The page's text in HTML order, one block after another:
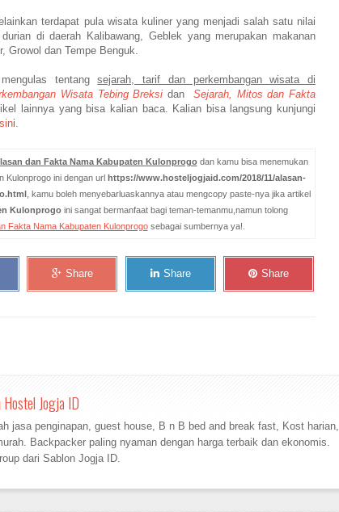
terdapat pula wisata kuliner yang menjadi salah satu nilai
di daerah Kalibawang, Geblek yang merupakan makanan
Growol dan Tempe Benguk.
tentangsejarah, tarif dan perkembangan wisata di
Wisata Tebing Breksi dan
Sejarah, Mitos dan Fakta
lainnya yang bisa kalian baca. Kalian bisa langsung kunjungi
i.
dan Fakta Nama Kabupaten Kulonprogodan kamu bisa menemukan
Kulonprogo ini dengan url https://www.hosteljogjaid.com/2018/11/alasan-
, kamu boleh menyebarluaskannya atau mengcopy paste-nya jika artikel
Kulonprogo ini sangat bermanfaat bagi teman-temanmu,namun tolong
Fakta Nama Kabupaten Kulonprogosebagai sumbernya ya!.
Share Share Share
Hostel Jogja ID
jasa penginapan, guest house, B n B bed and break fast, Kost harian,
Backpacker paling nyaman dengan harga terbaik dan ekonomis.
dari Sablon Jogja ID.